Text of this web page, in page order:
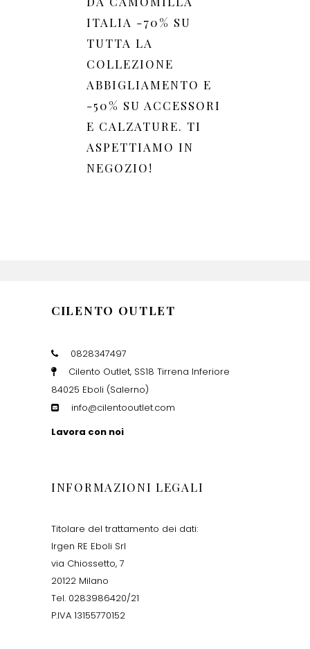
ITALIA -70% SU
TUTTA LA
COLLEZIONE
ABBIGLIAMENTO E
-50% SU ACCESSORI
E CALZATURE. TI
ASPETTIAMO IN
NEGOZIO!
CILENTO OUTLET
0828347497
Cilento Outlet, SS18 Tirrena Inferiore
84025 Eboli (Salerno)
info@cilentooutlet.com
Lavora con noi
INFORMAZIONI LEGALI
Titolare del trattamento dei dati:
Irgen RE Eboli Srl
via Chiossetto, 7
20122 Milano
Tel. 0283986420/21
P.IVA 13155770152